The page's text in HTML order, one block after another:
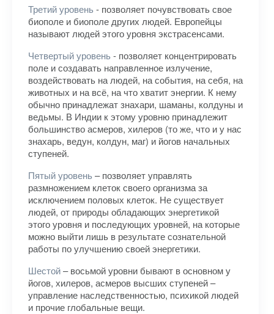
Третий уровень - позволяет почувствовать свое
биополе и биополе других людей. Европейцы
называют людей этого уровня экстрасенсами.
Четвертый уровень - позволяет концентрировать
поле и создавать направленное излучение,
воздействовать на людей, на события, на себя, на
животных и на всё, на что хватит энергии. К нему
обычно принадлежат знахари, шаманы, колдуны и
ведьмы. В Индии к этому уровню принадлежит
большинство асмеров, хилеров (то же, что и у нас
знахарь, ведун, колдун, маг) и йогов начальных
ступеней.
Пятый уровень – позволяет управлять
размножением клеток своего организма за
исключением половых клеток. Не существует
людей, от природы обладающих энергетикой
этого уровня и последующих уровней, на которые
можно выйти лишь в результате сознательной
работы по улучшению своей энергетики.
Шестой– восьмой уровни бывают в основном у
йогов, хилеров, асмеров высших ступеней –
управление наследственностью, психикой людей
и прочие глобальные вещи.